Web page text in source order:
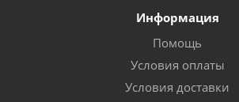
Информация
Помощь
Условия оплаты
Условия доставки